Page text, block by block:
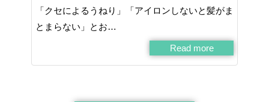
「クセによるうねり」「アイロンしないと髪がま
とまらない」とお…
Read more